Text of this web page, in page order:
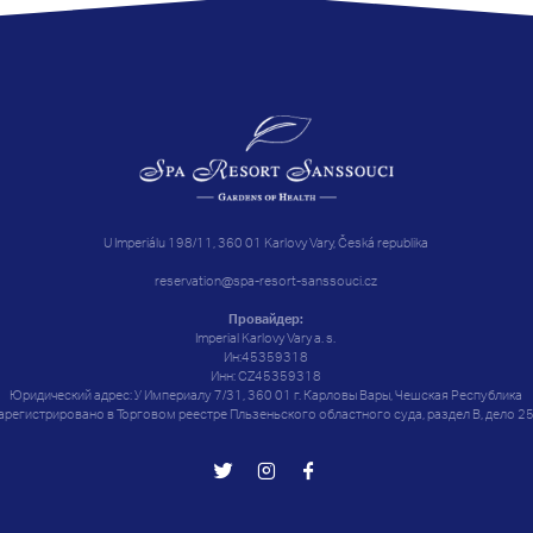
U Imperiálu 198/11, 360 01 Karlovy Vary, Česká republika
reservation@spa-resort-sanssouci.cz
Провайдер:
Imperial Karlovy Vary a. s.
Ин:45359318
Инн: CZ45359318
Юридический адрес: У Империалу 7/31, 360 01 г. Карловы Вары, Чешская Республика
в Торговом реестре Пльзеньского областного суда, раздел B, дело